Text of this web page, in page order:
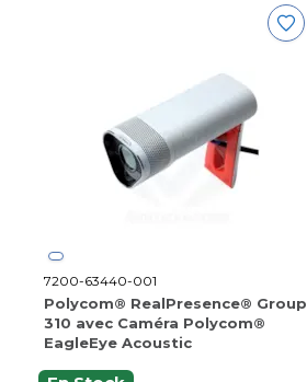
7200-63440-001
Polycom® RealPresence® Group
310 avec Caméra Polycom®
EagleEye Acoustic